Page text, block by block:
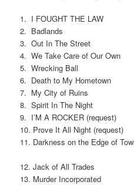
1. I FOUGHT THE LAW
2. Badlands
3. Out In The Street
4. We Take Care of Our Own
5. Wrecking Ball
6. Death to My Hometown
7. My City of Ruins
8. Spirit In The Night
9. I’M A ROCKER (request)
10. Prove It All Night (request)
11. Darkness on the Edge of
12. Jack of All Trades
13. Murder Incorporated